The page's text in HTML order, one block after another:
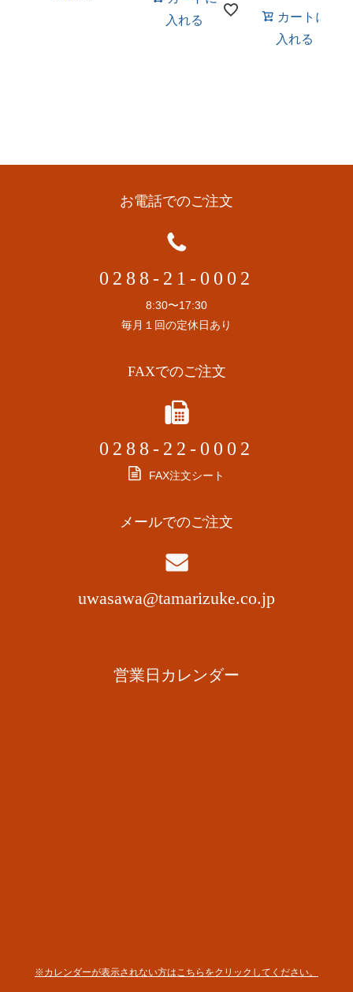
入れる
カートに
入れる
お電話でのご注文
0288-21-0002
8:30〜17:30
毎月１回の定休日あり
FAXでのご注文
0288-22-0002
FAX注文シート
メールでのご注文
uwasawa@tamarizuke.co.jp
営業日カレンダー
※カレンダーが表示されない方はこちらをクリックしてください。